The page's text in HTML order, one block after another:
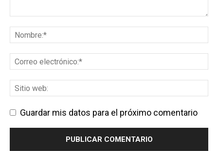
Guardar mis datos para el próximo comentario